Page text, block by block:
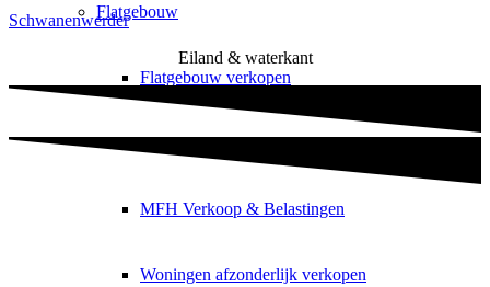
Flatgebouw
Flatgebouw verkopen
Flatgebouw beoordelen
MFH Verkoop & Belastingen
Woningen afzonderlijk verkopen
Schwanenwerder
Eiland & waterkant